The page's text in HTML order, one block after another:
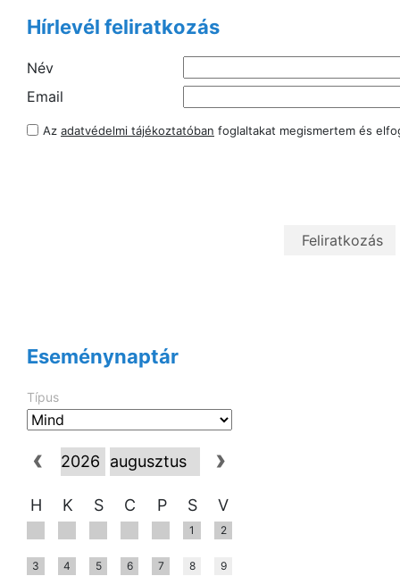
Hírlevél feliratkozás
Név
Email
Az adatvédelmi tájékoztatóban foglaltakat megismertem és
Eseménynaptár
Típus
H K S C P S V
1 2
3 4 5 6 7 8 9